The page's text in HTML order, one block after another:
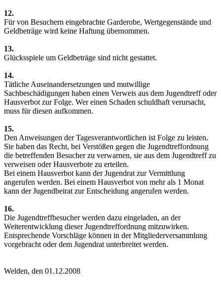
12.
Für von Besuchern eingebrachte Garderobe, Wertgegenstände und
Geldbeträge wird keine Haftung übernommen.
13.
Glücksspiele um Geldbeträge sind nicht gestattet.
14.
Tätliche Auseinandersetzungen und mutwillige
Sachbeschädigungen haben einen Verweis aus dem Jugendtreff oder
Hausverbot zur Folge. Wer einen Schaden schuldhaft verursacht,
muss für diesen aufkommen.
15.
Den Anweisungen der Tagesverantwortlichen ist Folge zu leisten.
Sie haben das Recht, bei Verstößen gegen die Jugendtreffordnung
die betreffenden Besucher zu verwarnen, sie aus dem Jugendtreff zu
verweisen oder Hausverbote zu erteilen.
Bei einem Hausverbot kann der Jugendrat zur Vermittlung
angerufen werden. Bei einem Hausverbot von mehr als 1 Monat
kann der Jugendbeirat zur Entscheidung angerufen werden.
16.
Die Jugendtreffbesucher werden dazu eingeladen, an der
Weiterentwicklung dieser Jugendtreffordnung mitzuwirken.
Entsprechende Vorschläge können in der Mitgliederversammlung
vorgebracht oder dem Jugendrat unterbreitet werden.
Welden, den 01.12.2008